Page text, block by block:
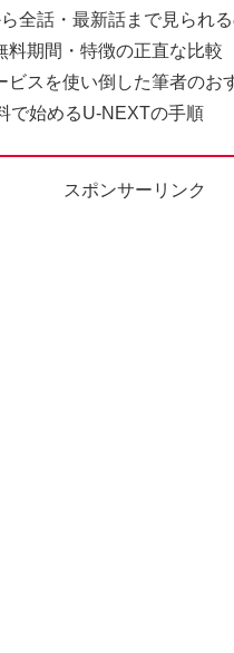
ら全話・最新話まで見られ
料期間・特徴の正直な比較
ビスを使い倒した筆者のお
で始めるU-NEXTの手順
スポンサーリンク